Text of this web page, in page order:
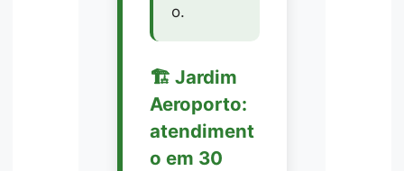
o.
🏗️ Jardim
Aeroporto:
atendiment
o em 30